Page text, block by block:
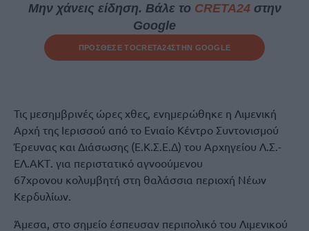
Μην χάνεις είδηση. Βάλε το CRETA24στην
Google
ΠΡΟΣΘΕΣΕ ΤΟCRETA24ΣΤΗΝ GOOGLE
Τις μεσημβρινές ώρες χθες, ενημερώθηκε η Λιμενική
Αρχή της Ιερισσού από το Ενιαίο Κέντρο Συντονισμού
Έρευνας και Διάσωσης (Ε.Κ.Σ.Ε.Δ) του Αρχηγείου Λ.Σ.-
ΕΛ.ΑΚΤ. για περιστατικό αγνοούμενου
67χρονου κολυμβητή στη θαλάσσια περιοχή Νέων
Κερδυλίων.
Άμεσα, στο σημείο έσπευσαν περιπολικό του Λιμενικού